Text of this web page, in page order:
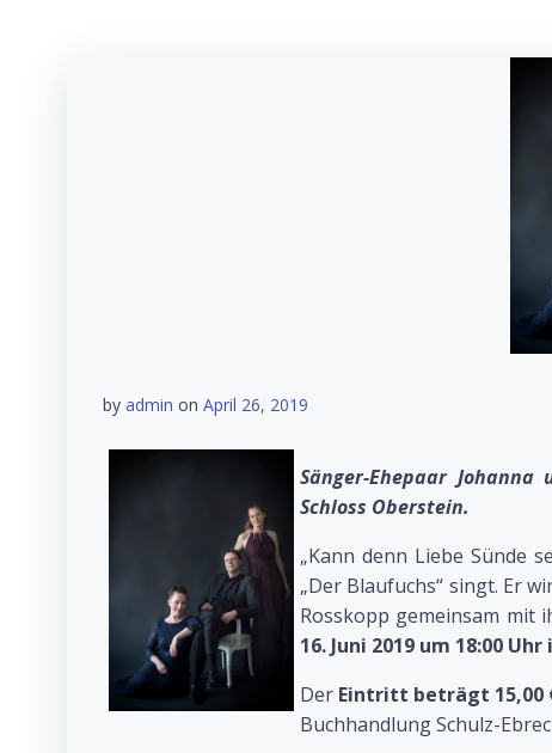
by admin on April 26, 2019
Sänger-Ehepaar
Schloss Oberstein.
„Kann denn Liebe Sünde
„Der Blaufuchs“ singt. Er
Rosskopp gemeinsam mit
16. Juni 2019 um 18:00
Der Eintritt beträgt 15,00
Buchhandlung Schulz-